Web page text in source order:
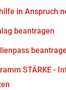
in Anspruch
beantragen
STÄRKE -